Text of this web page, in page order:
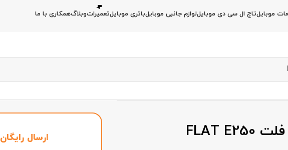
موبایلتاچ ال سی دی موبایللوازم جانبی موبایلباتری موبایلتعمیراتوبلاگهمکاری با ما
فلت FLAT E250
ارسال رایگان